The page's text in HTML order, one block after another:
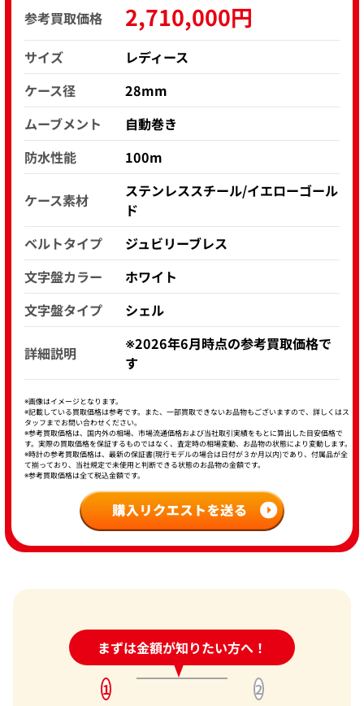
参考買取価格
2,710,000円
サイズ
レディース
ケース径
28mm
ムーブメント
自動巻き
防水性能
100m
ケース素材
ステンレススチール/イエローゴール
ド
ベルトタイプ
ジュビリーブレス
文字盤カラー
ホワイト
文字盤タイプ
シェル
詳細説明
※2026年6月時点の参考買取価格で
す
※画像はイメージとなります。
※記載している買取価格は参考です。また、一部買取できないお品物もございますので、詳しくはス
タッフまでお問い合わせください。
※参考買取価格は、国内外の相場、市場流通価格および当社取引実績をもとに算出した目安価格で
す。実際の買取価格を保証するものではなく、査定時の相場変動、お品物の状態により変動します。
※時計の参考買取価格は、最新の保証書(現行モデルの場合は日付が３か月以内)であり、付属品が全
て揃っており、当社規定で未使用と判断できる状態のお品物の金額です。
※参考買取価格は全て税込金額です。
まずは金額が知りたい方へ！
24時間受付中!問い合わせフォーム
1
2